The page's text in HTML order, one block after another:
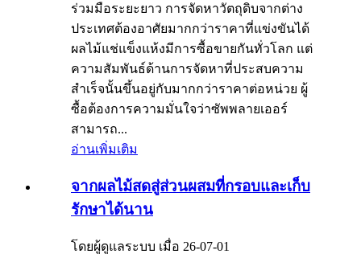
ร่วมมือระยะยาว การจัดหาวัตถุดิบจากต่าง
ประเทศต้องอาศัยมากกว่าราคาที่แข่งขันได้
ผลไม้แช่แข็งแห้งมีการซื้อขายกันทั่วโลก แต่
ความสัมพันธ์ด้านการจัดหาที่ประสบความ
สำเร็จนั้นขึ้นอยู่กับมากกว่าราคาต่อหน่วย ผู้
ซื้อต้องการความมั่นใจว่าซัพพลายเออร์
สามารถ...
อ่านเพิ่มเติม
จากผลไม้สดสู่ส่วนผสมที่กรอบและเก็บ
รักษาได้นาน
โดยผู้ดูแลระบบ เมื่อ 26-07-01